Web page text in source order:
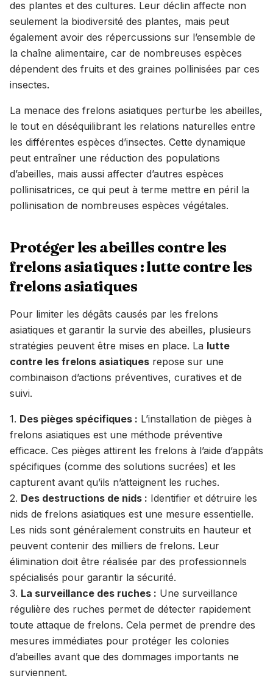
des plantes et des cultures. Leur déclin affecte non
seulement la biodiversité des plantes, mais peut
également avoir des répercussions sur l’ensemble de
la chaîne alimentaire, car de nombreuses espèces
dépendent des fruits et des graines pollinisées par ces
insectes.
La menace des frelons asiatiques perturbe les abeilles,
le tout en déséquilibrant les relations naturelles entre
les différentes espèces d’insectes. Cette dynamique
peut entraîner une réduction des populations
d’abeilles, mais aussi affecter d’autres espèces
pollinisatrices, ce qui peut à terme mettre en péril la
pollinisation de nombreuses espèces végétales.
Protéger les abeilles contre les
frelons asiatiques : lutte contre les
frelons asiatiques
Pour limiter les dégâts causés par les frelons
asiatiques et garantir la survie des abeilles, plusieurs
stratégies peuvent être mises en place. La lutte
contre les frelons asiatiques repose sur une
combinaison d’actions préventives, curatives et de
suivi.
1. Des pièges spécifiques : L’installation de pièges à
frelons asiatiques est une méthode préventive
efficace. Ces pièges attirent les frelons à l’aide d’appâts
spécifiques (comme des solutions sucrées) et les
capturent avant qu’ils n’atteignent les ruches.
2. Des destructions de nids : Identifier et détruire les
nids de frelons asiatiques est une mesure essentielle.
Les nids sont généralement construits en hauteur et
peuvent contenir des milliers de frelons. Leur
élimination doit être réalisée par des professionnels
spécialisés pour garantir la sécurité.
3. La surveillance des ruches : Une surveillance
régulière des ruches permet de détecter rapidement
toute attaque de frelons. Cela permet de prendre des
mesures immédiates pour protéger les colonies
d’abeilles avant que des dommages importants ne
surviennent.